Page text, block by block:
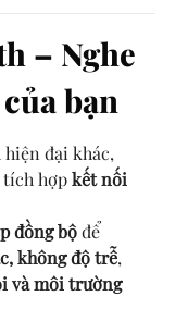
– Nghe
bạn
đại khác,
tích hợpkết nối
đồng bộđể
không độ trễ,
và môi trường